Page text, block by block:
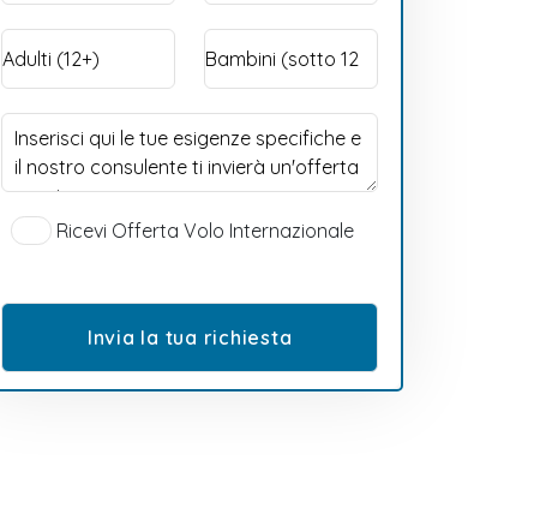
Ricevi Offerta Volo Internazionale